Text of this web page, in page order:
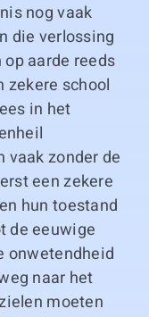
nog vaak
die verlossing
aarde reeds
zekere school
in het
vaak zonder de
een zekere
hun toestand
de eeuwige
onwetendheid
naar het
moeten